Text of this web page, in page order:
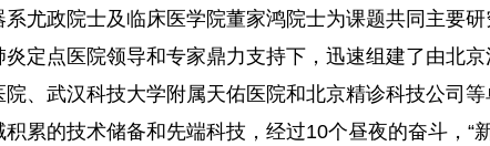
系尤政院士及临床医学院董家鸿院士为课题共同主要
炎定点医院领导和专家鼎力支持下，迅速组建了由北
院、武汉科技大学附属天佑医院和北京精诊科技公司
积累的技术储备和先端科技，经过10个昼夜的奋斗，“